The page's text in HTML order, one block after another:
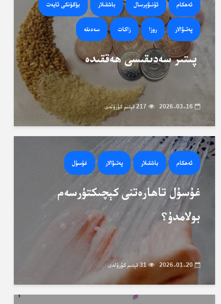
ئەھكام ئۇنىۋېرسال باشقىلار بۈگۈنكى ئايەت
پەتىۋالار روزا زاكات سەدىقە
پىتىر سەدىقىسى ھەققىدە
2026-03-16 217 قېتىم كۆرۈلدى
ئەھكام باشقىلار پەتىۋالار غۇسۇل
غۇسۇل تاھارەتنى كېچىكتۈرسەم
بولامدۇ؟
2026-01-20 31 قېتىم كۆرۈلدى